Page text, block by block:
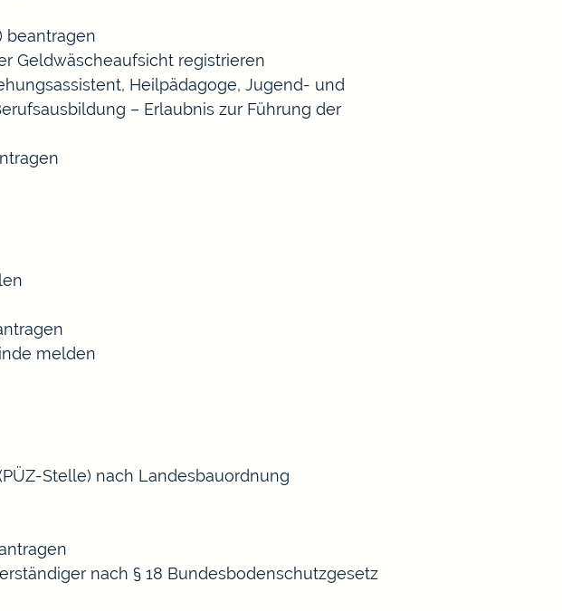
beantragen
Geldwäscheaufsicht registrieren
Heilpädagoge, Jugend- und
– Erlaubnis zur Führung der
melden
Stelle) nach Landesbauordnung
nach § 18 Bundesbodenschutzgesetz